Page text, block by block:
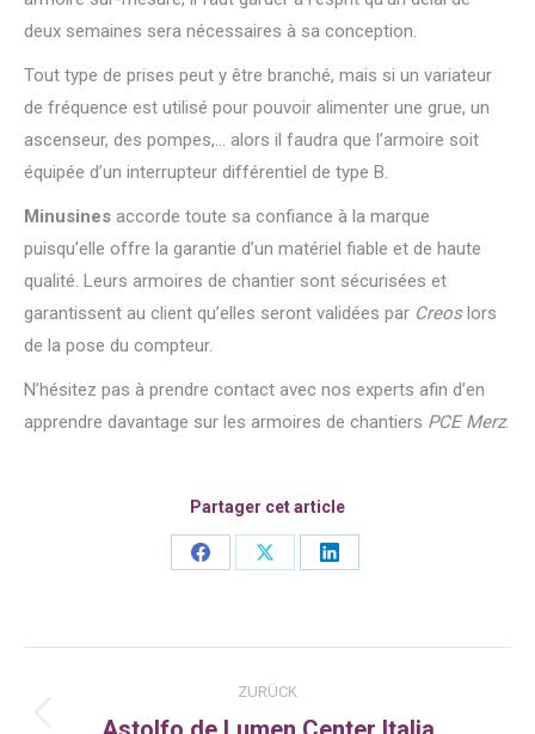
deux semaines sera nécessaires à sa conception.
Tout type de prises peut y être branché, mais si un variateur
de fréquence est utilisé pour pouvoir alimenter une grue, un
ascenseur, des pompes,… alors il faudra que l’armoire soit
équipée d’un interrupteur différentiel de type B.
Minusines accorde toute sa confiance à la marque
puisqu’elle offre la garantie d’un matériel fiable et de haute
qualité. Leurs armoires de chantier sont sécurisées et
garantissent au client qu’elles seront validées par Creoslors
de la pose du compteur.
N’hésitez pas à prendre contact avec nos experts afin d’en
apprendre davantage sur les armoires de chantiers PCE Merz.
Partager cet article
Share
Share
Share
Kommentarnavigation
ZURÜCK
Vorheriger